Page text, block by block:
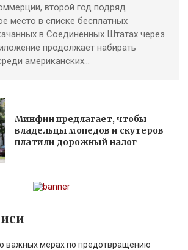
второй год подряд
место в списке бесплатных
в Соединенных Штатах через
продолжает набирать
американских…
Минфин предлагает, чтобы
владельцы мопедов и скутеров
платили дорожный налог
важных мерах по предотвращению